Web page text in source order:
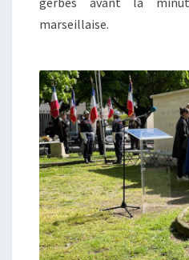
marseillaise.